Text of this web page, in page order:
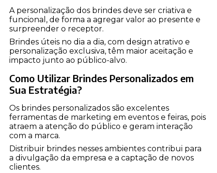
A personalização dos brindes deve ser criativa e
funcional, de forma a agregar valor ao presente e
surpreender o receptor.
Brindes úteis no dia a dia, com design atrativo e
personalização exclusiva, têm maior aceitação e
impacto junto ao público-alvo.
Como Utilizar Brindes Personalizados em
Sua Estratégia?
Os brindes personalizados são excelentes
ferramentas de marketing em eventos e feiras, pois
atraem a atenção do público e geram interação
com a marca.
Distribuir brindes nesses ambientes contribui para
a divulgação da empresa e a captação de novos
clientes.